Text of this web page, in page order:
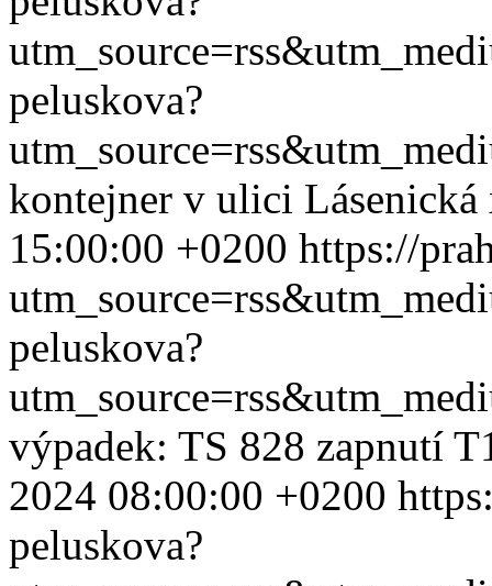
peluskova?
kontejner v ulici
15:00:00 +0200 https://
peluskova?
výpadek: TS 828 zapnutí
2024 08:00:00 +0200
peluskova?